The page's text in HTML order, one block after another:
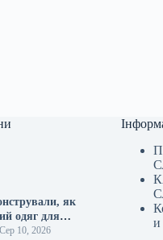
як
одяг для
Сер 10, 2026
и